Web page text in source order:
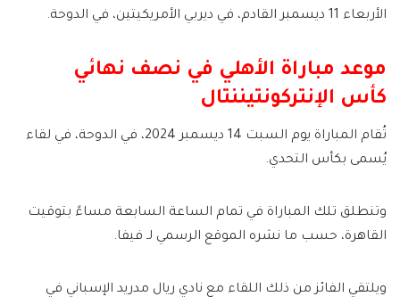
الأربعاء 11 ديسمبر القادم، في ديربي الأمريكيتين، في الدوحة.
موعد مباراة الأهلي في نصف نهائي
كأس الإنتركونتيننتال
تُقام المباراة يوم السبت 14 ديسمبر 2024، في الدوحة، في لقاء
يُسمى بكأس التحدي.
وتنطلق تلك المباراة في تمام الساعة السابعة مساءً بتوقيت
القاهرة، حسب ما نشره الموقع الرسمي لـ فيفا.
ويلتقي الفائز من ذلك اللقاء مع نادي ريال مدريد الإسباني في